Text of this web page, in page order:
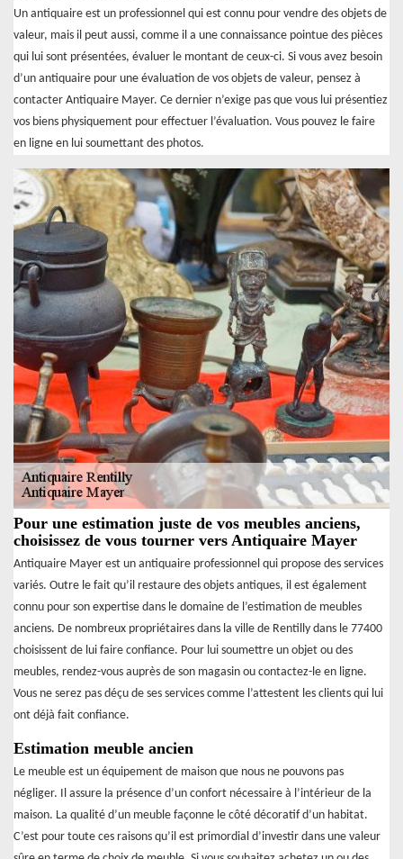
Un antiquaire est un professionnel qui est connu pour vendre des objets de
valeur, mais il peut aussi, comme il a une connaissance pointue des pièces
qui lui sont présentées, évaluer le montant de ceux-ci. Si vous avez besoin
d’un antiquaire pour une évaluation de vos objets de valeur, pensez à
contacter Antiquaire Mayer. Ce dernier n’exige pas que vous lui présentiez
vos biens physiquement pour effectuer l’évaluation. Vous pouvez le faire
en ligne en lui soumettant des photos.
Pour une estimation juste de vos meubles anciens,
choisissez de vous tourner vers Antiquaire Mayer
Antiquaire Mayer est un antiquaire professionnel qui propose des services
variés. Outre le fait qu’il restaure des objets antiques, il est également
connu pour son expertise dans le domaine de l’estimation de meubles
anciens. De nombreux propriétaires dans la ville de Rentilly dans le 77400
choisissent de lui faire confiance. Pour lui soumettre un objet ou des
meubles, rendez-vous auprès de son magasin ou contactez-le en ligne.
Vous ne serez pas déçu de ses services comme l’attestent les clients qui lui
ont déjà fait confiance.
Estimation meuble ancien
Le meuble est un équipement de maison que nous ne pouvons pas
négliger. Il assure la présence d’un confort nécessaire à l’intérieur de la
maison. La qualité d’un meuble façonne le côté décoratif d’un habitat.
C’est pour toute ces raisons qu’il est primordial d’investir dans une valeur